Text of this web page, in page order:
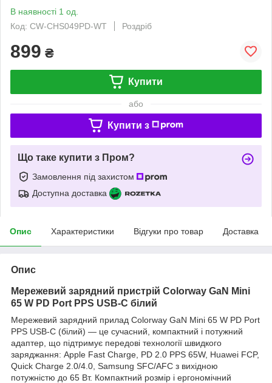
В наявності 1 од.
Код: CW-CHS049PD-WT
Роздріб
899 ₴
Купити
або
Купити з
Що таке купити з Пром?
Замовлення під захистом
Доступна доставка
Опис Характеристики Відгуки про товар Доставка
Опис
Мережевий зарядний пристрій Colorway GaN Mini
65 W PD Port PPS USB-C білий
Мережевий зарядний прилад Colorway GaN Mini 65 W PD Port
PPS USB-C (білий) — це сучасний, компактний і потужний
адаптер, що підтримує передові технології швидкого
заряджання: Apple Fast Charge, PD 2.0 PPS 65W, Huawei FCP,
Quick Charge 2.0/4.0, Samsung SFC/AFC з вихідною
потужністю до 65 Вт. Компактний розмір і ергономічний